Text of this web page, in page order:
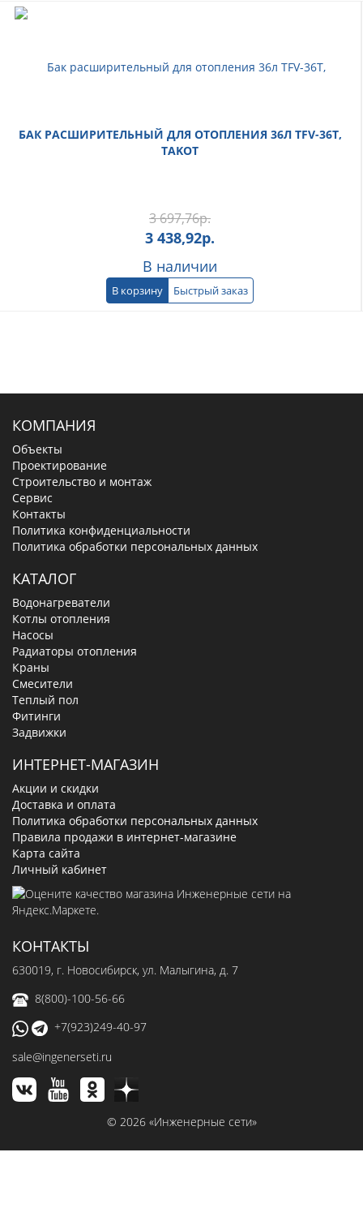
БАК РАСШИРИТЕЛЬНЫЙ ДЛЯ ОТОПЛЕНИЯ 36Л TFV-36T,
TAKOT
3 697,76р.
3 438,92р.
В наличии
В корзину Быстрый заказ
КОМПАНИЯ
Объекты
Проектирование
Строительство и монтаж
Сервис
Контакты
Политика конфиденциальности
Политика обработки персональных данных
КАТАЛОГ
Водонагреватели
Котлы отопления
Насосы
Радиаторы отопления
Краны
Смесители
Теплый пол
Фитинги
Задвижки
ИНТЕРНЕТ-МАГАЗИН
Акции и скидки
Доставка и оплата
Политика обработки персональных данных
Правила продажи в интернет-магазине
Карта сайта
Личный кабинет
КОНТАКТЫ
630019, г. Новосибирск, ул. Малыгина, д. 7
8(800)-100-56-66
+7(923)249-40-97
sale@ingenerseti.ru
© 2026 «Инженерные сети»